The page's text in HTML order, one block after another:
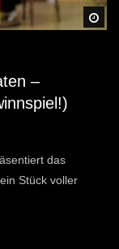
–
das
Stück voller